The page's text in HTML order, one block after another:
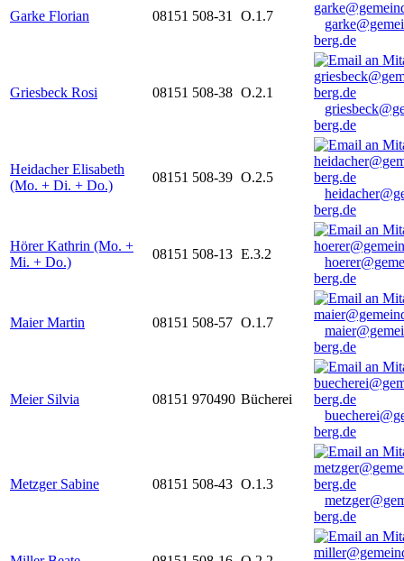
Garke Florian 08151 508-31 O.1.7
berg.de
Griesbeck Rosi 08151 508-38 O.2.1
berg.de
Heidacher Elisabeth
(Mo. + Di. + Do.)
08151 508-39 O.2.5
berg.de
Hörer Kathrin (Mo. +
Mi. + Do.)
08151 508-13 E.3.2
berg.de
Maier Martin 08151 508-57 O.1.7
berg.de
Meier Silvia 08151 970490 Bücherei
berg.de
Metzger Sabine 08151 508-43 O.1.3
berg.de